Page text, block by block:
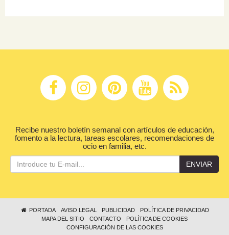
Recibe nuestro boletín semanal con artículos de educación,
fomento a la lectura, tareas escolares, recomendaciones de
ocio en familia, etc.
ENVIAR
PORTADA AVISO LEGAL PUBLICIDAD
POLÍTICA DE PRIVACIDAD
MAPA DEL SITIO
CONTACTO
POLÍTICA DE COOKIES
CONFIGURACIÓN DE LAS COOKIES